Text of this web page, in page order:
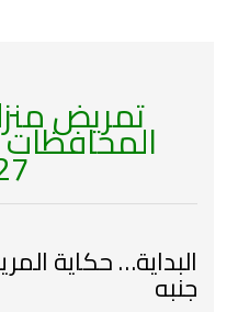
تمريض
البداية… حكاية
جنبه